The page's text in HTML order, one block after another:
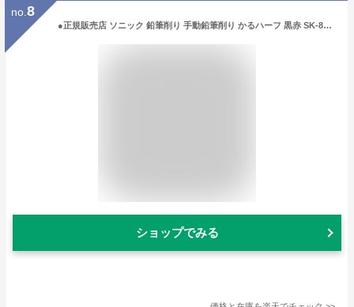
no. 8
●正規販売店 ソニック 鉛筆削り 手動鉛筆削り かるハーフ 黒赤 SK-802-R 鉛筆削り えんぴつ削り 小学生 男子 女子 男の子 女の子 新入学 新学期 進級 入学祝い 卒園祝い お祝い
ショップでみる